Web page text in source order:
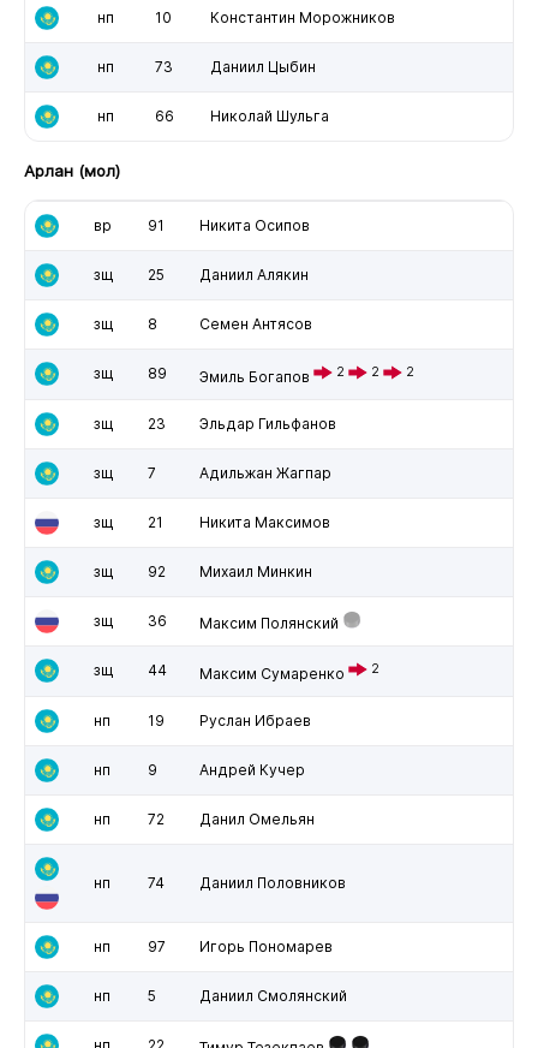
нп 10 Константин Морожников
нп 73 Даниил Цыбин
нп 66 Николай Шульга
Арлан (мол)
вр 91 Никита Осипов
зщ 25 Даниил Алякин
зщ 8 Семен Антясов
зщ 89 Эмиль Богапов 2 2 2
зщ 23 Эльдар Гильфанов
зщ 7 Адильжан Жагпар
зщ 21 Никита Максимов
зщ 92 Михаил Минкин
зщ 36 Максим Полянский
зщ 44 Максим Сумаренко 2
нп 19 Руслан Ибраев
нп 9 Андрей Кучер
нп 72 Данил Омельян
нп 74 Даниил Половников
нп 97 Игорь Пономарев
нп 5 Даниил Смолянский